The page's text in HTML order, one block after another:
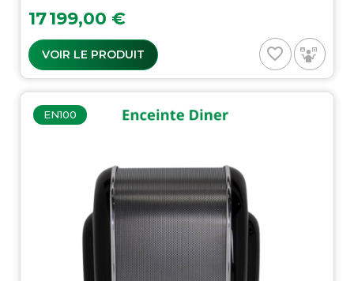
Prix
17 199,00 €
VOIR LE PRODUIT favorite_border
EN100